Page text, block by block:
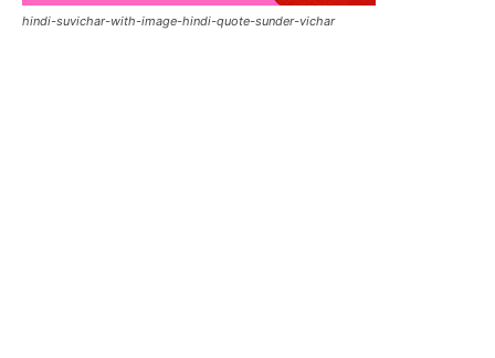
hindi-suvichar-with-image-hindi-quote-sunder-vichar